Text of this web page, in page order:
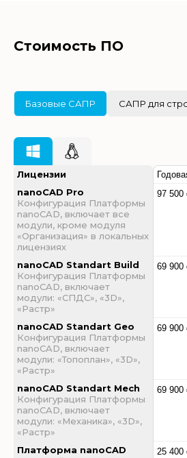
Стоимость ПО
Базовые САПР САПР для
Лицензии
nanoCAD Pro
Конфигурация Платформы
nanoCAD, включает все
модули, кроме модуля
«Организация» в локальных
лицензиях
nanoCAD Standart Build
Конфигурация Платформы
nanoCAD, включает
модули: «СПДС», «3D»,
«Растр»
nanoCAD Standart Geo
Конфигурация Платформы
nanoCAD, включает
модули: «Топоплан», «3D»,
«Растр»
nanoCAD Standart Mech
Конфигурация Платформы
nanoCAD, включает
модули: «Механика», «3D»,
«Растр»
Платформа nanoCAD
97 500
69 900
69 900
69 900
25 400